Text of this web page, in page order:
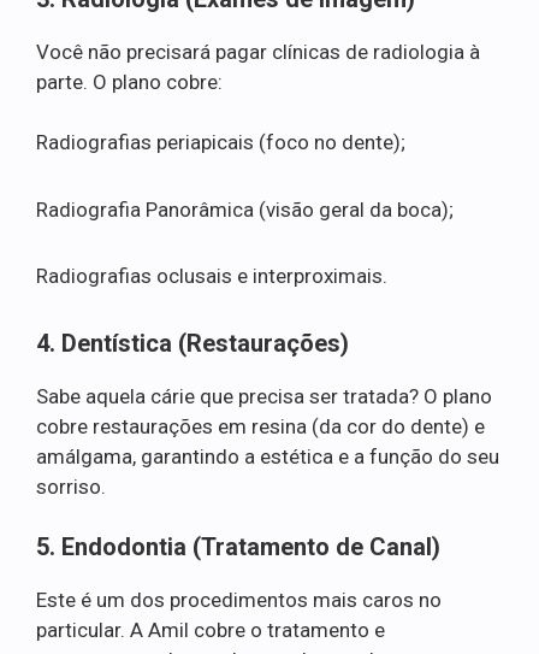
Você não precisará pagar clínicas de radiologia à
parte. O plano cobre:
Radiografias periapicais (foco no dente);
Radiografia Panorâmica (visão geral da boca);
Radiografias oclusais e interproximais.
4. Dentística (Restaurações)
Sabe aquela cárie que precisa ser tratada? O plano
cobre restaurações em resina (da cor do dente) e
amálgama, garantindo a estética e a função do seu
sorriso.
5. Endodontia (Tratamento de Canal)
Este é um dos procedimentos mais caros no
particular. A Amil cobre o tratamento e